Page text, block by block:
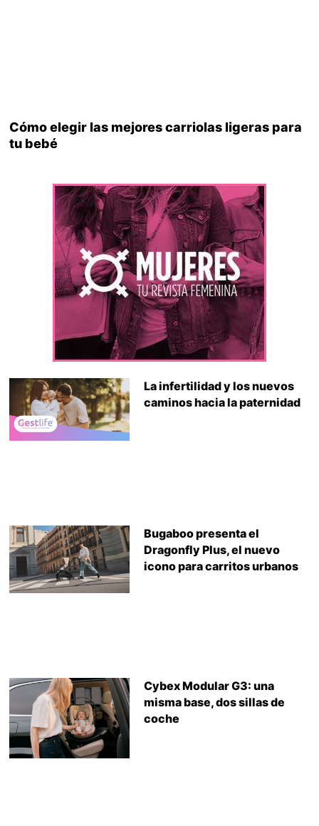
Cómo elegir las mejores carriolas ligeras para
tu bebé
La infertilidad y los nuevos
caminos hacia la paternidad
Bugaboo presenta el
Dragonfly Plus, el nuevo
icono para carritos urbanos
Cybex Modular G3: una
misma base, dos sillas de
coche